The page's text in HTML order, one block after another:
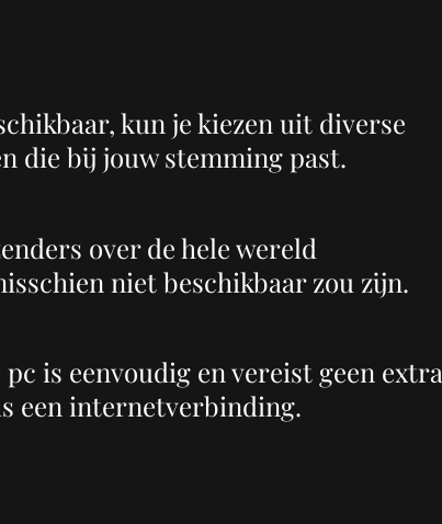
kun je kiezen uit diverse
die bij jouw stemming past.
over de hele wereld
niet beschikbaar zou zijn.
is eenvoudig en vereist geen extra
een internetverbinding.